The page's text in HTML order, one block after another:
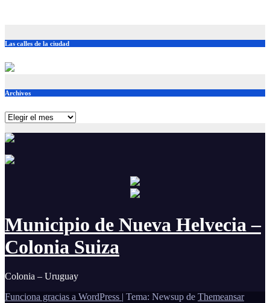
Las calles de la ciudad
Archivos
Archivos
Municipio de Nueva Helvecia –
Colonia Suiza
Colonia – Uruguay
Funciona gracias a WordPress | Tema: Newsup de Themeansar